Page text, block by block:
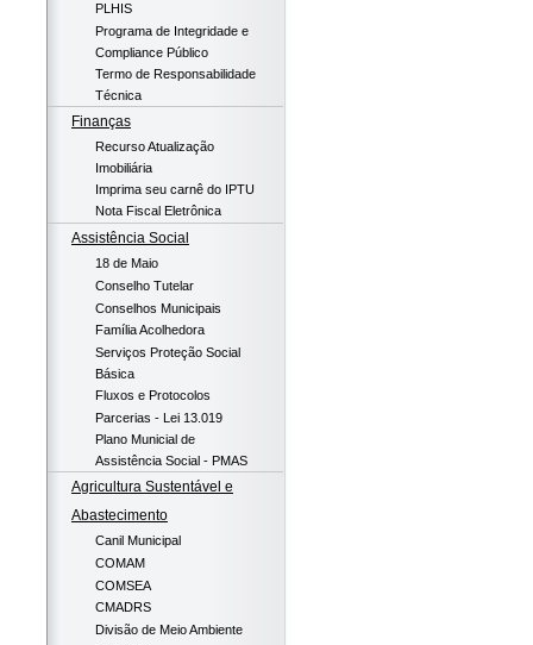
PLHIS
Programa de Integridade e
Compliance Público
Termo de Responsabilidade
Técnica
Finanças
Recurso Atualização
Imobiliária
Imprima seu carnê do IPTU
Nota Fiscal Eletrônica
Assistência Social
18 de Maio
Conselho Tutelar
Conselhos Municipais
Família Acolhedora
Serviços Proteção Social
Básica
Fluxos e Protocolos
Parcerias - Lei 13.019
Plano Municial de
Assistência Social - PMAS
Agricultura Sustentável e
Abastecimento
Canil Municipal
COMAM
COMSEA
CMADRS
Divisão de Meio Ambiente